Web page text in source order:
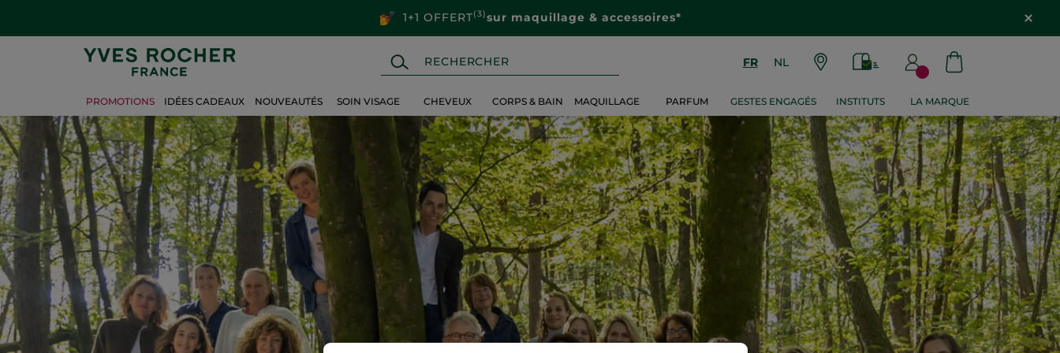
1+1 OFFERT(3)sur maquillage & accessoires*
FR NL
PROMOTIONS IDÉES CADEAUX NOUVEAUTÉS SOIN VISAGE CHEVEUX CORPS & BAIN MAQUILLAGE PARFUM GESTES ENGAGÉS INSTITUTS LA MARQUE